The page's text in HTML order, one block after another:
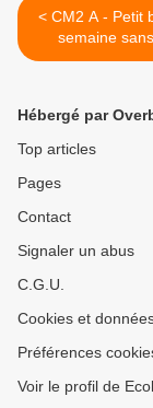
< CM2 A - Petit bilan de la
semaine
Hébergé par
Top articles
Pages
Contact
Signaler un abus
C.G.U.
Cookies et
Préférences
Voir le profil de